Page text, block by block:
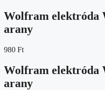
Wolfram elektróda
arany
980 Ft
Wolfram elektróda
arany